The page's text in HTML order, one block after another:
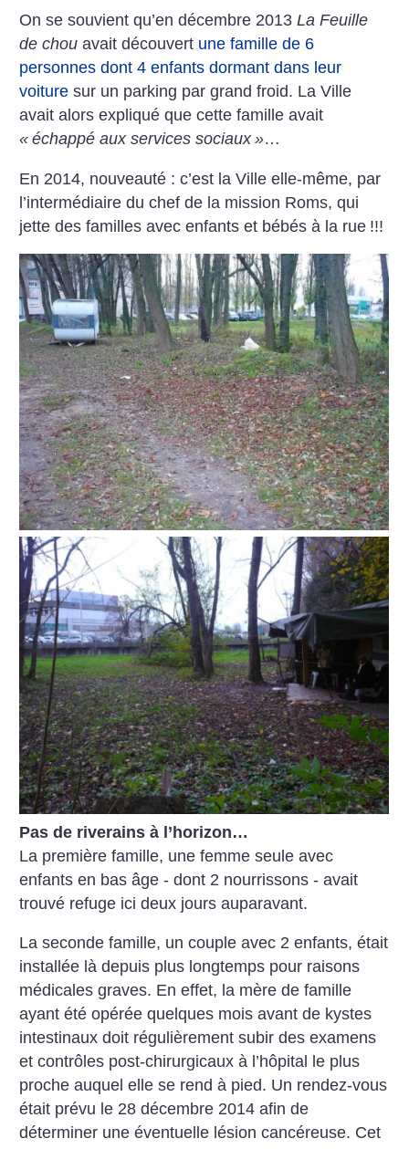
On se souvient qu’en décembre 2013La Feuille
de chou avait découvert une famille de 6
personnes dont 4 enfants dormant dans leur
voiture sur un parking par grand froid. La Ville
avait alors expliqué que cette famille avait
« échappé aux services sociaux »…
En 2014, nouveauté : c’est la Ville elle-même, par
l’intermédiaire du chef de la mission Roms, qui
jette des familles avec enfants et bébés à la rue !!!
Pas de riverains à l’horizon…
La première famille, une femme seule avec
enfants en bas âge - dont 2 nourrissons - avait
trouvé refuge ici deux jours auparavant.
La seconde famille, un couple avec 2 enfants, était
installée là depuis plus longtemps pour raisons
médicales graves. En effet, la mère de famille
ayant été opérée quelques mois avant de kystes
intestinaux doit régulièrement subir des examens
et contrôles post-chirurgicaux à l’hôpital le plus
proche auquel elle se rend à pied. Un rendez-vous
était prévu le 28 décembre 2014 afin de
déterminer une éventuelle lésion cancéreuse. Cet